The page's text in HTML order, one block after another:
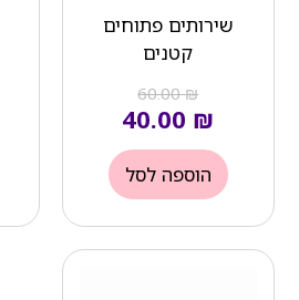
שירותים פתוחים
קטנים
₪
60.00
₪
הוספה לסל